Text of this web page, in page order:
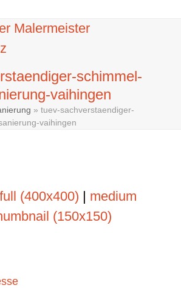
schimmel-
vaihingen
»tuev-sachverstaendiger-
vaihingen
full (400x400) | medium
(150x150)